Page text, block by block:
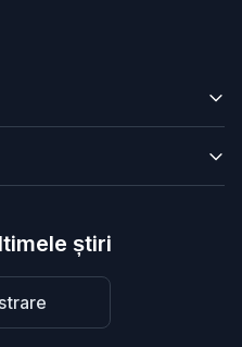
știri